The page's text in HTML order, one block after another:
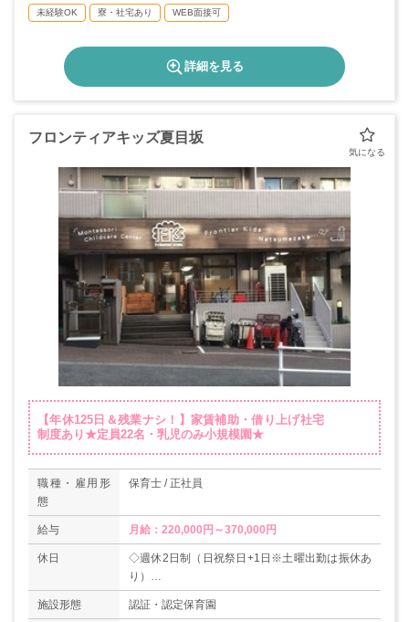
未経験OK 寮・社宅あり WEB面接可
詳細を見る
フロンティアキッズ夏目坂
【年休125日＆残業ナシ！】家賃補助・借り上げ社宅
制度あり★定員22名・乳児のみ小規模園★
職種・雇用形
態
保育士 / 正社員
給与 月給：220,000円～370,000円
休日
◇週休2日制（日祝祭日+1日※土曜出勤は振休あ
り）
◇年末年始（12/29～1/3）
◇年次有給休暇
施設形態 認証・認定保育園